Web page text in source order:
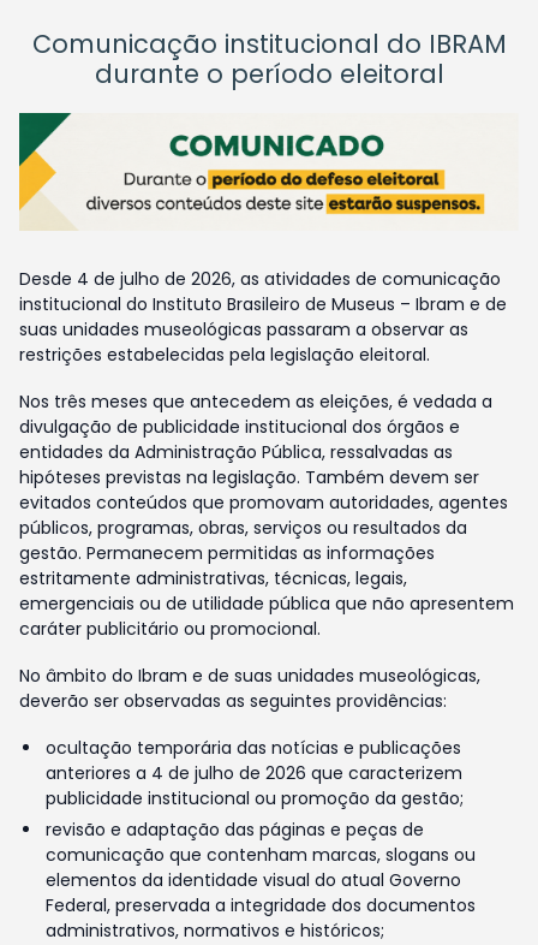
Comunicação institucional do IBRAM
durante o período eleitoral
Desde 4 de julho de 2026, as atividades de comunicação
institucional do Instituto Brasileiro de Museus – Ibram e de
suas unidades museológicas passaram a observar as
restrições estabelecidas pela legislação eleitoral.
Nos três meses que antecedem as eleições, é vedada a
divulgação de publicidade institucional dos órgãos e
entidades da Administração Pública, ressalvadas as
hipóteses previstas na legislação. Também devem ser
evitados conteúdos que promovam autoridades, agentes
públicos, programas, obras, serviços ou resultados da
gestão. Permanecem permitidas as informações
estritamente administrativas, técnicas, legais,
emergenciais ou de utilidade pública que não apresentem
caráter publicitário ou promocional.
No âmbito do Ibram e de suas unidades museológicas,
deverão ser observadas as seguintes providências:
ocultação temporária das notícias e publicações
anteriores a 4 de julho de 2026 que caracterizem
publicidade institucional ou promoção da gestão;
revisão e adaptação das páginas e peças de
comunicação que contenham marcas, slogans ou
elementos da identidade visual do atual Governo
Federal, preservada a integridade dos documentos
administrativos, normativos e históricos;